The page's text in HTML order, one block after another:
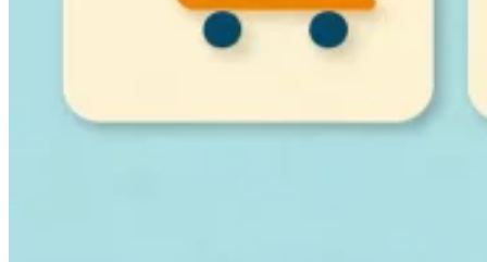
Alle LeitfädenEuropaAmerikaAsien-PazifikAfrika